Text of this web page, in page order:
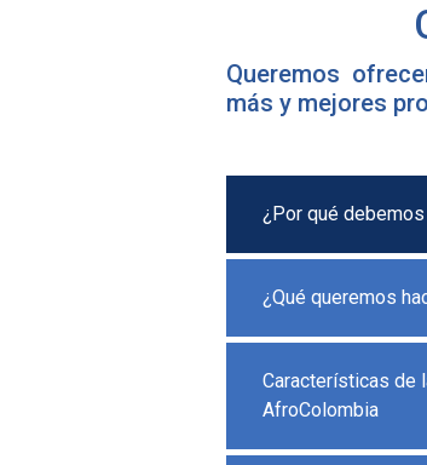
Queremos
más y mejores
¿Por qué debemos
¿Qué queremos
Características de
AfroColombia